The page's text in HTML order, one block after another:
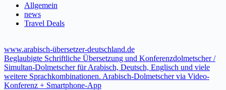
Allgemein
news
Travel Deals
www.arabisch-übersetzer-deutschland.de
Beglaubigte Schriftliche Übersetzung und Konferenzdolmetscher /
Simultan-Dolmetscher für Arabisch, Deutsch, Englisch und viele
weitere Sprachkombinationen. Arabisch-Dolmetscher via Video-
Konferenz + Smartphone-App